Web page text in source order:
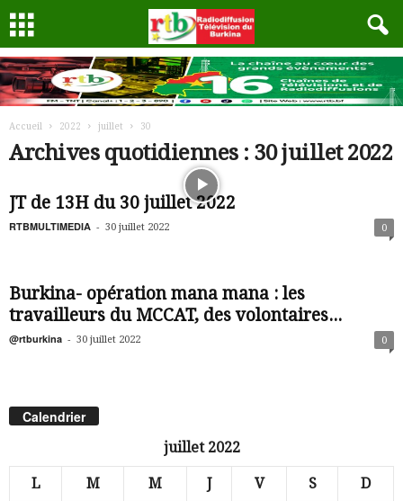
Accueil 2022 juillet 30
Archives quotidiennes : 30 juillet 2022
JT de 13H du 30 juillet 2022
RTBMULTIMEDIA - 30 juillet 2022 0
Burkina- opération mana mana : les
travailleurs du MCCAT, des volontaires...
@rtburkina - 30 juillet 2022 0
Calendrier
juillet 2022
L M M J V S D